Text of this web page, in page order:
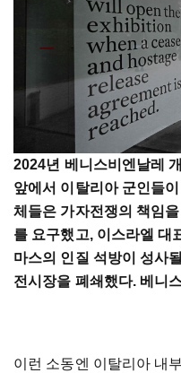
2024년 베니스비엔날레
앞에서 이탈리아 군인들
체들은 가자전쟁의 책임
를 요구했고, 이스라엘 대
마스의 인질 석방이 성사
전시장을 폐쇄했다. 베니
이런 소동엔 이탈리아 내